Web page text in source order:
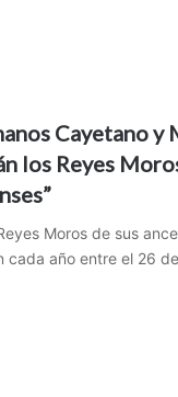
Cayetano y
los Reyes
Moros de sus
cada año entre el 26 de